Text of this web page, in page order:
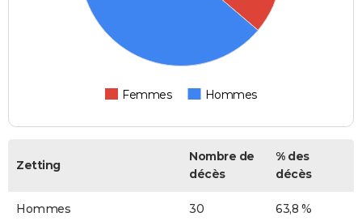
Femmes Hommes
Zetting
Nombre de
décès
% des
décès
Hommes 30 63,8 %